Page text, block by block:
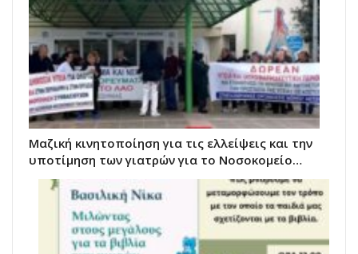
Μαζική κινητοποίηση για τις ελλείψεις και την
υποτίμηση των γιατρών για το Νοσοκομείο…